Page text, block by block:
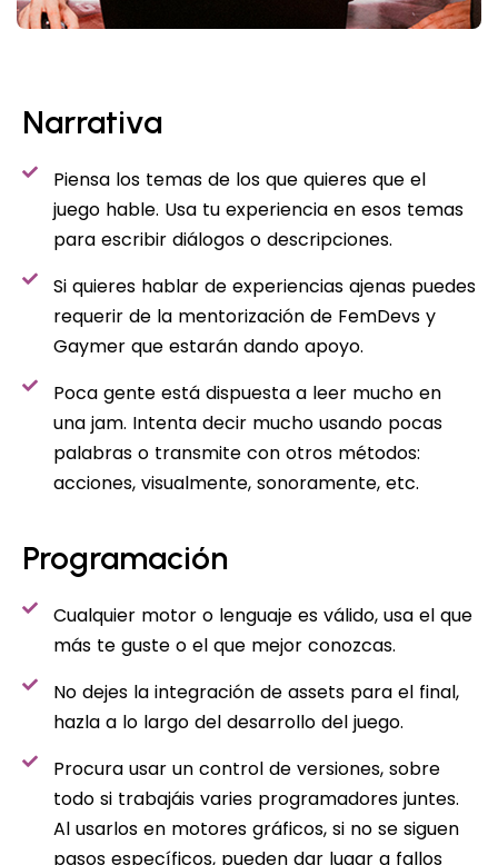
Programación
Cualquier motor o lenguaje es válido, usa el que
más te guste o el que mejor conozcas.
No dejes la integración de assets para el final,
hazla a lo largo del desarrollo del juego.
Procura usar un control de versiones, sobre
todo si trabajáis varies programadores juntes.
Al usarlos en motores gráficos, si no se siguen
pasos específicos, pueden dar lugar a fallos
Narrativa
Piensa los temas de los que quieres que el
juego hable. Usa tu experiencia en esos temas
para escribir diálogos o descripciones.
Si quieres hablar de experiencias ajenas puedes
requerir de la mentorización de FemDevs y
Gaymer que estarán dando apoyo.
Poca gente está dispuesta a leer mucho en
una jam. Intenta decir mucho usando pocas
palabras o transmite con otros métodos:
acciones, visualmente, sonoramente, etc.